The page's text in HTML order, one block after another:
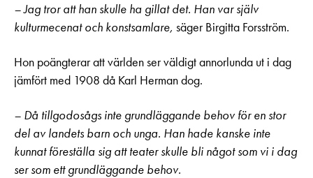
– Jag tror att han skulle ha gillat det. Han var själv
kulturmecenat och konstsamlare, säger Birgitta Forsström.
Hon poängterar att världen ser väldigt annorlunda ut i dag
jämfört med 1908 då Karl Herman dog.
– Då tillgodosågs inte grundläggande behov för en stor
del av landets barn och unga. Han hade kanske inte
kunnat föreställa sig att teater skulle bli något som vi i dag
ser som ett grundläggande behov.